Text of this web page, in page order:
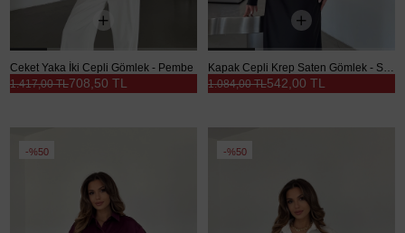
Ceket Yaka İki Cepli Gömlek - Pembe
708,50 TL
1.417,00 TL
Kapak Cepli Krep Saten Gömlek - Siyah
542,00 TL
1.084,00 TL
%50 %50